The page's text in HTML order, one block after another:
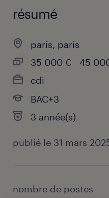
résumé
paris, paris
35 000 € - 45
cdi
BAC+3
3 année(s)
publié le 31 mars
nombre de postes